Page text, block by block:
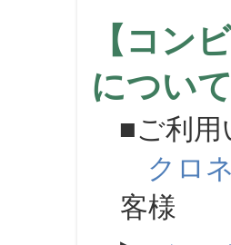
【コン
につい
■ご利用
クロ
客様